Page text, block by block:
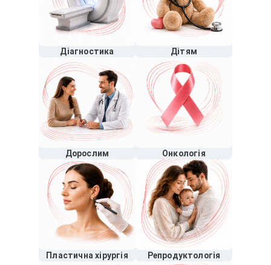
Діагностика Дітям
Дорослим Онкологія
Пластична хірургія Репродуктологія